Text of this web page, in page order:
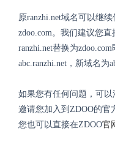
原ranzhi.net域名可以继
zdoo.com。我们建议您
ranzhi.net替换为
abc.ranzhi.net，新域名为
如果您有任何问题，可以
邀请您加入到ZDOO的官
您也可以直接在ZDOO官